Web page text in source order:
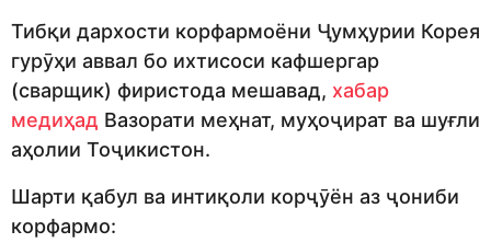
Тибқи дархости корфармоёни Ҷумҳурии Корея
гурӯҳи аввал бо ихтисоси кафшергар
(сварщик) фиристода мешавад, хабар
медиҳад Вазорати меҳнат, муҳоҷират ва шуғли
аҳолии Тоҷикистон.
Шарти қабул ва интиқоли корҷӯён аз ҷониби
корфармо: